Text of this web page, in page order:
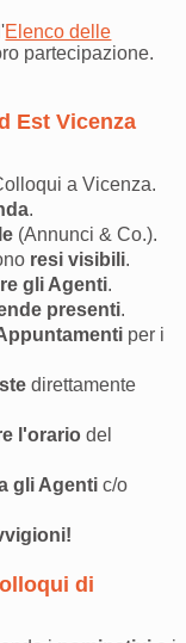
Elenco delle
partecipazione.
Est Vicenza
a Vicenza.
.
(Annunci & Co.).
resi visibili.
gli Agenti.
presenti.
per i
direttamente
l'orario del
gli Agenti c/o
di